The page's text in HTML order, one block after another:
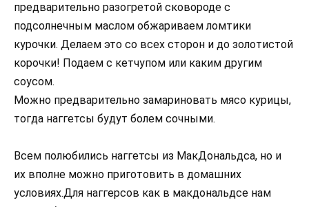
предварительно разогретой сковороде с
подсолнечным маслом обжариваем ломтики
курочки. Делаем это со всех сторон и до золотистой
корочки! Подаем с кетчупом или каким другим
соусом.
Можно предварительно замариновать мясо курицы,
тогда наггетсы будут болем сочными.
Всем полюбились наггетсы из МакДональдса, но и
их вполне можно приготовить в домашних
условиях.Для наггерсов как в макдональдсе нам